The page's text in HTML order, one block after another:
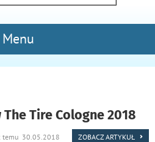
Menu
Tire Cologne 2018
temu 30.05.2018 ZOBACZ ARTYKUŁ